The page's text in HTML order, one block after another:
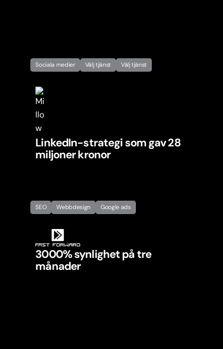
Sociala medier Välj tjänst Välj tjänst
LinkedIn-strategi som gav 28
miljoner kronor
SEO Webbdesign Google ads
3000% synlighet på tre
månader